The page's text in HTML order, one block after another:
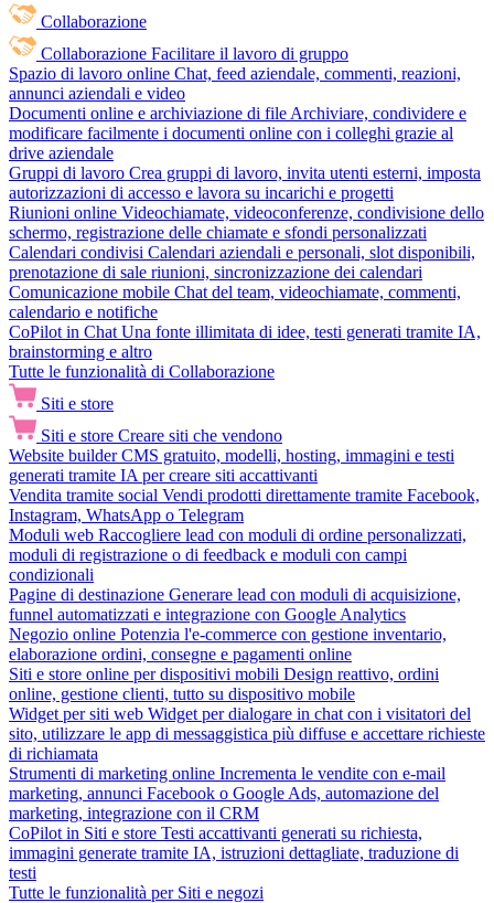
Collaborazione
Collaborazione Facilitare il lavoro di gruppo
Spazio di lavoro online Chat, feed aziendale, commenti, reazioni,
annunci aziendali e video
Documenti online e archiviazione di file Archiviare, condividere e
modificare facilmente i documenti online con i colleghi grazie al
drive aziendale
Gruppi di lavoro Crea gruppi di lavoro, invita utenti esterni, imposta
autorizzazioni di accesso e lavora su incarichi e progetti
Riunioni online Videochiamate, videoconferenze, condivisione dello
schermo, registrazione delle chiamate e sfondi personalizzati
Calendari condivisi Calendari aziendali e personali, slot disponibili,
prenotazione di sale riunioni, sincronizzazione dei calendari
Comunicazione mobile Chat del team, videochiamate, commenti,
calendario e notifiche
CoPilot in Chat Una fonte illimitata di idee, testi generati tramite IA,
brainstorming e altro
Tutte le funzionalità di Collaborazione
Siti e store
Siti e store Creare siti che vendono
Website builder CMS gratuito, modelli, hosting, immagini e testi
generati tramite IA per creare siti accattivanti
Vendita tramite social Vendi prodotti direttamente tramite Facebook,
Instagram, WhatsApp o Telegram
Moduli web Raccogliere lead con moduli di ordine personalizzati,
moduli di registrazione o di feedback e moduli con campi
condizionali
Pagine di destinazione Generare lead con moduli di acquisizione,
funnel automatizzati e integrazione con Google Analytics
Negozio online Potenzia l'e-commerce con gestione inventario,
elaborazione ordini, consegne e pagamenti online
Siti e store online per dispositivi mobili Design reattivo, ordini
online, gestione clienti, tutto su dispositivo mobile
Widget per siti web Widget per dialogare in chat con i visitatori del
sito, utilizzare le app di messaggistica più diffuse e accettare richieste
di richiamata
Strumenti di marketing online Incrementa le vendite con e-mail
marketing, annunci Facebook o Google Ads, automazione del
marketing, integrazione con il CRM
CoPilot in Siti e store Testi accattivanti generati su richiesta,
immagini generate tramite IA, istruzioni dettagliate, traduzione di
testi
Tutte le funzionalità per Siti e negozi